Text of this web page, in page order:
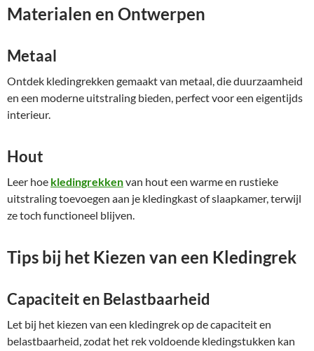
Materialen en Ontwerpen
Metaal
Ontdek kledingrekken gemaakt van metaal, die duurzaamheid
en een moderne uitstraling bieden, perfect voor een eigentijds
interieur.
Hout
Leer hoe kledingrekkenvan hout een warme en rustieke
uitstraling toevoegen aan je kledingkast of slaapkamer, terwijl
ze toch functioneel blijven.
Tips bij het Kiezen van een Kledingrek
Capaciteit en Belastbaarheid
Let bij het kiezen van een kledingrek op de capaciteit en
belastbaarheid, zodat het rek voldoende kledingstukken kan